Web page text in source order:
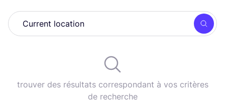
trouver des résultats correspondant à vos critères
de recherche